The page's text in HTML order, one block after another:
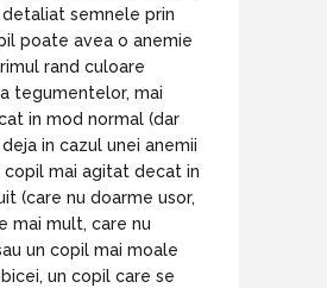
semnele prin
poate avea o anemie
rand culoare
tegumentelor, mai
in mod normal (dar
in cazul unei anemii
copil mai agitat decat in
(care nu doarme usor,
mai mult, care nu
un copil mai moale
un copil care se